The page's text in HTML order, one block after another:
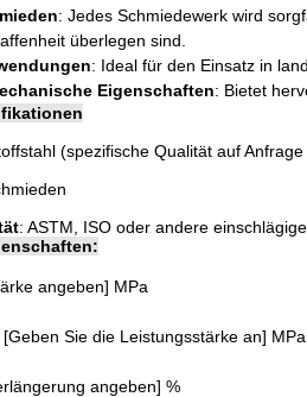
: Jedes Schmiedewerk wird
überlegen sind.
: Ideal für den Einsatz in
Eigenschaften: Bietet
(spezifische Qualität auf
: ASTM, ISO oder andere
angeben] MPa
[Geben Sie die Leistungsstärke an] MPa
angeben] %